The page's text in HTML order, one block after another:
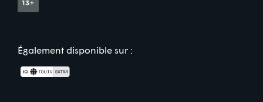
Également disponible sur :